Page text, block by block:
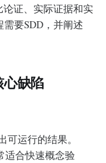
证、实际证据和实
要SDD，并阐述
心缺陷
可运行的结果。
适合快速概念验